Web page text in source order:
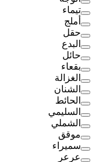
تيماء
أملج
حقل
البدع
حائل
بقعاء
الغزالة
الشنان
الحائط
السليمي
الشملي
موقق
سميراء
عرعر